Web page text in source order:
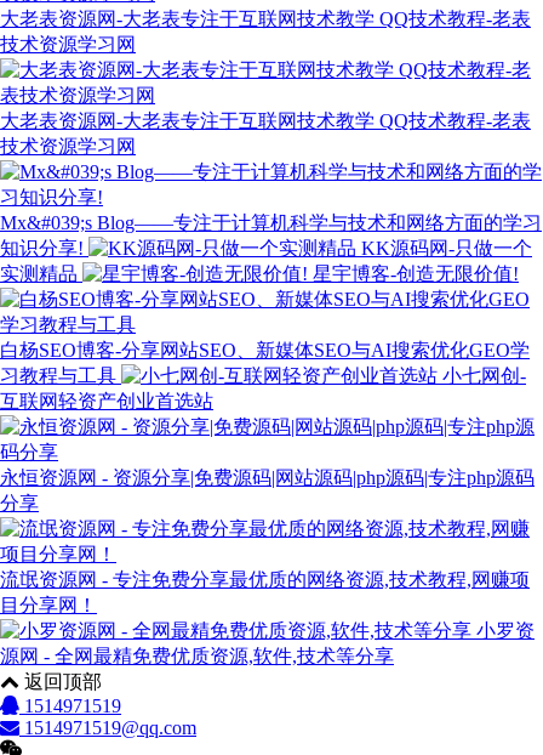
大老表资源网-大老表专注于互联网技术教学 QQ技术教程-老表
技术资源学习网
大老表资源网-大老表专注于互联网技术教学 QQ技术教程-老表
技术资源学习网
Mx&#039;s Blog——专注于计算机科学与技术和网络方面的学习
知识分享!
KK源码网-只做一个
实测精品
星宇博客-创造无限价值!
白杨SEO博客-分享网站SEO、新媒体SEO与AI搜索优化GEO学
习教程与工具
小七网创-
互联网轻资产创业首选站
永恒资源网 - 资源分享|免费源码|网站源码|php源码|专注php源码
分享
流氓资源网 - 专注免费分享最优质的网络资源,技术教程,网赚项
目分享网！
小罗资
源网 - 全网最精免费优质资源,软件,技术等分享
返回顶部
1514971519
1514971519@qq.com